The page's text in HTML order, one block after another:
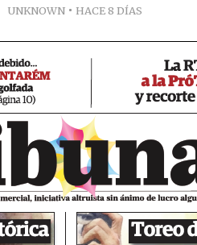
UNKNOWN HACE 8 DÍAS